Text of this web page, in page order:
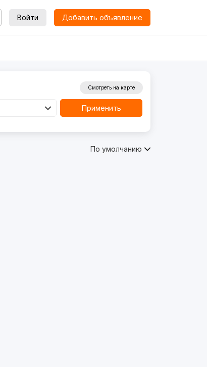
Войти Добавить объявление
Смотреть на карте
Применить
По умолчанию